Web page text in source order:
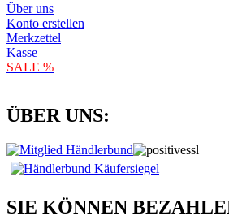
Über uns
Konto erstellen
Merkzettel
Kasse
SALE %
ÜBER UNS:
SIE KÖNNEN